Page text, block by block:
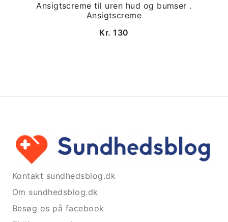
Ansigtscreme til uren hud og bumser .
Ansigtscreme
Kr. 130
Kontakt sundhedsblog.dk
Om sundhedsblog.dk
Besøg os på facebook